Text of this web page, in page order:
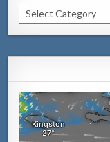
Categorianan